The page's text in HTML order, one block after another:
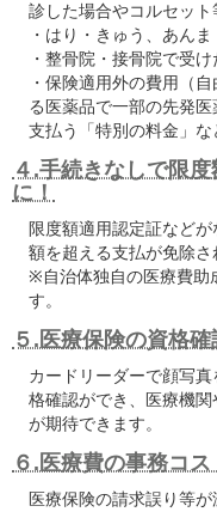
診した場合やコルセット
・はり・きゅう、あん
・整骨院・接骨院で受
・保険適用外の費用（
る医薬品で一部の先発
支払う「特別の料金」な
４.手続きなしで限
に！
限度額適用認定証など
額を超える支払が免除さ
※自治体独自の医療費助
す。
５.医療保険の資格確
カードリーダーで顔写
格確認ができ、医療機
が期待できます。
６.医療費の事務コス
医療保険の請求誤り等